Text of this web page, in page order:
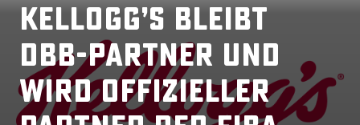
Kellogg’s bleibt
DBB-Partner und
wird offizieller